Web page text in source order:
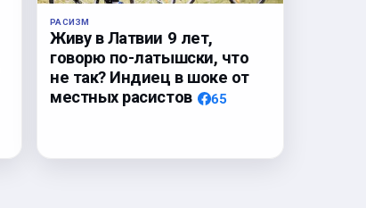
РАСИЗМ
Живу в Латвии 9 лет,
говорю по-латышски, что
не так? Индиец в шоке от
местных расистов
65